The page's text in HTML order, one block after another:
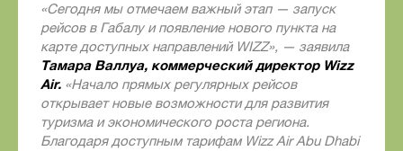
«Сегодня мы отмечаем важный этап — запуск
рейсов в Габалу и появление нового пункта на
карте доступных направлений WIZZ», — заявила
Тамара Валлуа, коммерческий директор Wizz
Air. «Начало прямых регулярных рейсов
открывает новые возможности для развития
туризма и экономического роста региона.
Благодаря доступным тарифам Wizz Air Abu Dhabi